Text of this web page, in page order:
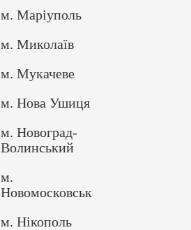
м. Маріуполь
м. Миколаїв
м. Мукачеве
м. Нова Ушиця
м. Новоград-
Волинський
м.
Новомосковськ
м. Нікополь